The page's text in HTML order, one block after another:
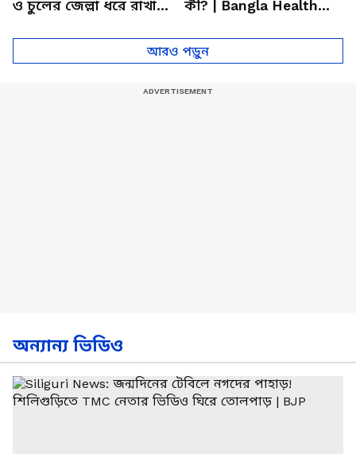
ও চুলের জেল্লা ধরে রাখার
কী? | Bangla Health
আরও পড়ুন
অন্যান্য ভিডিও